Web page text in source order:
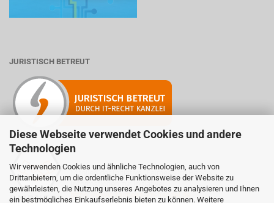
Diese Webseite verwendet Cookies und andere
Technologien
Wir verwenden Cookies und ähnliche Technologien, auch von
Drittanbietern, um die ordentliche Funktionsweise der Website zu
gewährleisten, die Nutzung unseres Angebotes zu analysieren und Ihnen
ein bestmögliches Einkaufserlebnis bieten zu können. Weitere
JURISTISCH BETREUT
Mitglied der Initiative "Fairness im Handel".
Informationen zur Initiative:
https://www.fairness-im-handel.de